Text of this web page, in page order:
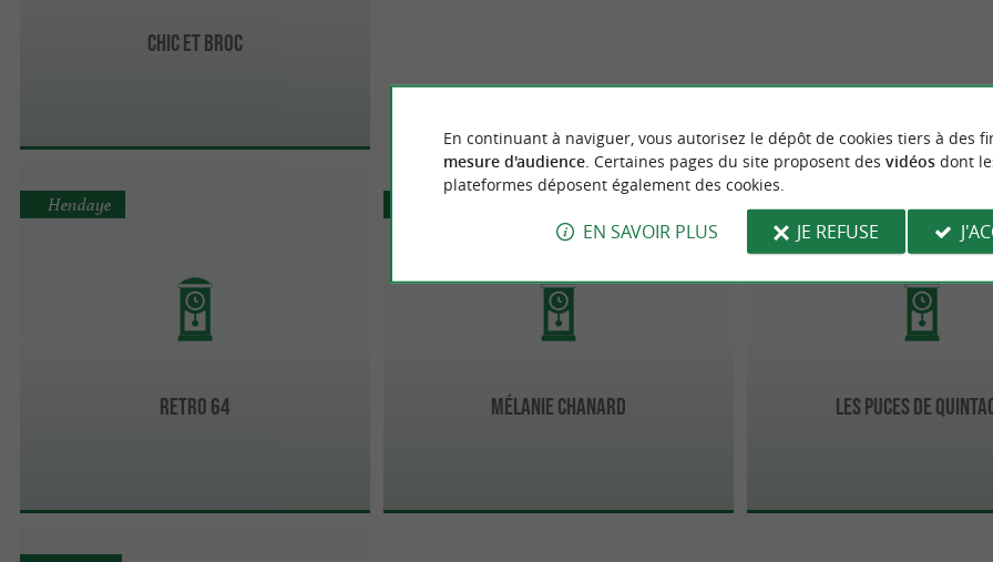
Chic et Broc
Retro 64
Hendaye
Mélanie Chanard Les Puces de
Anglet
En continuant à naviguer, vous autorisez le dépôt de cookies tiers à des
mesure d'audience. Certaines pages du site proposent des vidéosdont
plateformes déposent également des cookies.
EN SAVOIR PLUS JE REFUSE